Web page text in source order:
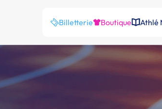
Billetterie Boutique Athlé